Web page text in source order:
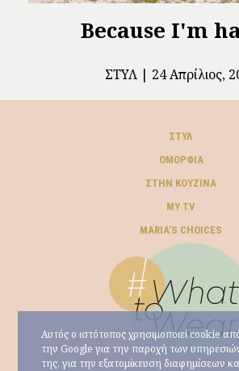
Because I'm
ΣΤΥΛ 24 Απρίλιος,
ΣΤΥΛ
ΟΜΟΡΦΙΆ
ΣΤΗΝ ΚΟΥΖΊΝΑ
MY TV
ΜARIA’S CHOICES
Αυτός ο ιστότοπος χρησιμοποιεί cookie
την Google για την παροχή των
της, για την εξατομίκευση διαφημίσεων